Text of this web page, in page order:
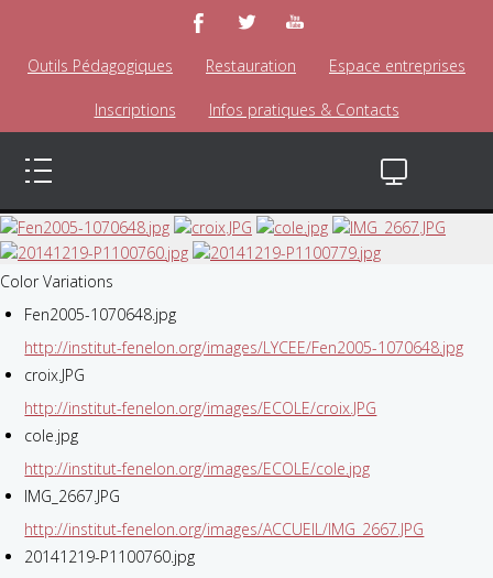
Outils Pédagogiques Restauration Espace entreprises
Inscriptions Infos pratiques & Contacts
Color Variations
Fen2005-1070648.jpg
http://institut-fenelon.org/images/LYCEE/Fen2005-1070648.jpg
croix.JPG
http://institut-fenelon.org/images/ECOLE/croix.JPG
cole.jpg
http://institut-fenelon.org/images/ECOLE/cole.jpg
IMG_2667.JPG
http://institut-fenelon.org/images/ACCUEIL/IMG_2667.JPG
20141219-P1100760.jpg